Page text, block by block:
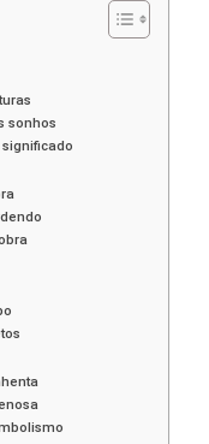
Revelar
Sobre
sonhos